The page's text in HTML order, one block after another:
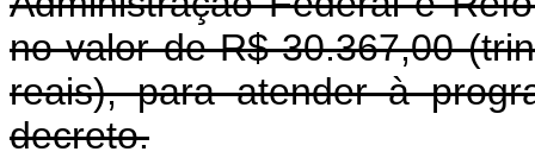
no valor de R$ 30.367,00
reais), para atender à
decreto.